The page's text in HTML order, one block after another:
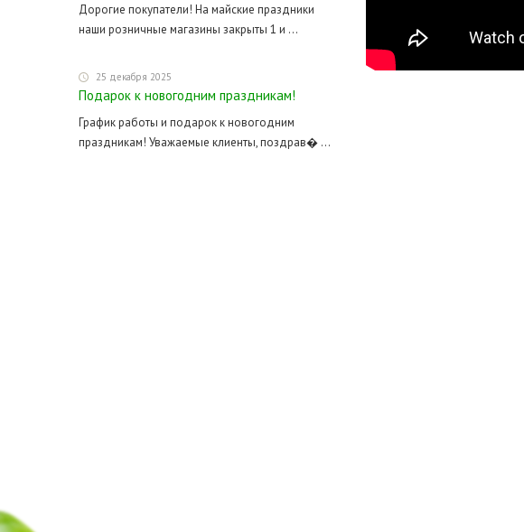
Дорогие покупатели! На майские праздники
наши розничные магазины закрыты 1 и ...
25 декабря 2025
Подарок к новогодним праздникам!
График работы и подарок к новогодним
праздникам! Уважаемые клиенты, поздрав� ...